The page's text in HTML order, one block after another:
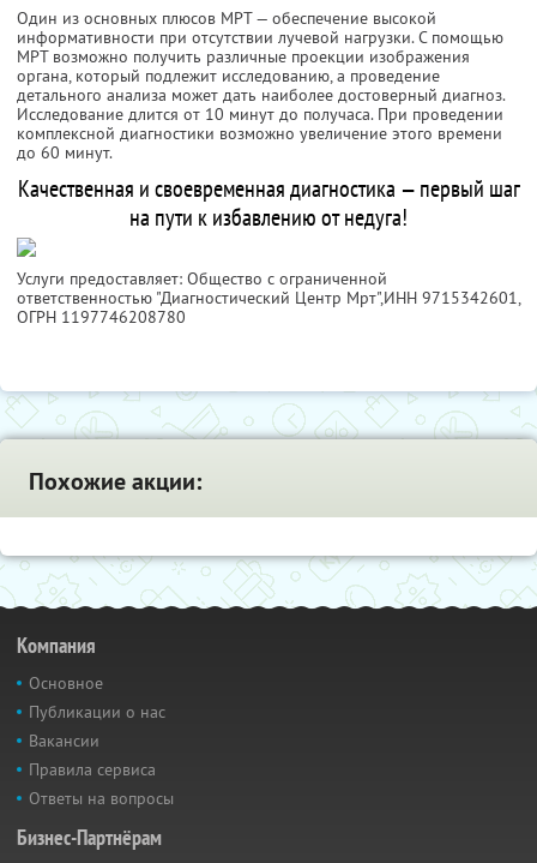
Один из основных плюсов МРТ — обеспечение высокой
информативности при отсутствии лучевой нагрузки. С помощью
МРТ возможно получить различные проекции изображения
органа, который подлежит исследованию, а проведение
детального анализа может дать наиболее достоверный диагноз.
Исследование длится от 10 минут до получаса. При проведении
комплексной диагностики возможно увеличение этого времени
до 60 минут.
Качественная и своевременная диагностика — первый шаг
на пути к избавлению от недуга!
Услуги предоставляет: Общество с ограниченной
ответственностью "Диагностический Центр Мрт",ИНН 9715342601,
ОГРН 1197746208780
Похожие акции:
Компания
Основное
Публикации о нас
Вакансии
Правила сервиса
Ответы на вопросы
Бизнес-Партнёрам